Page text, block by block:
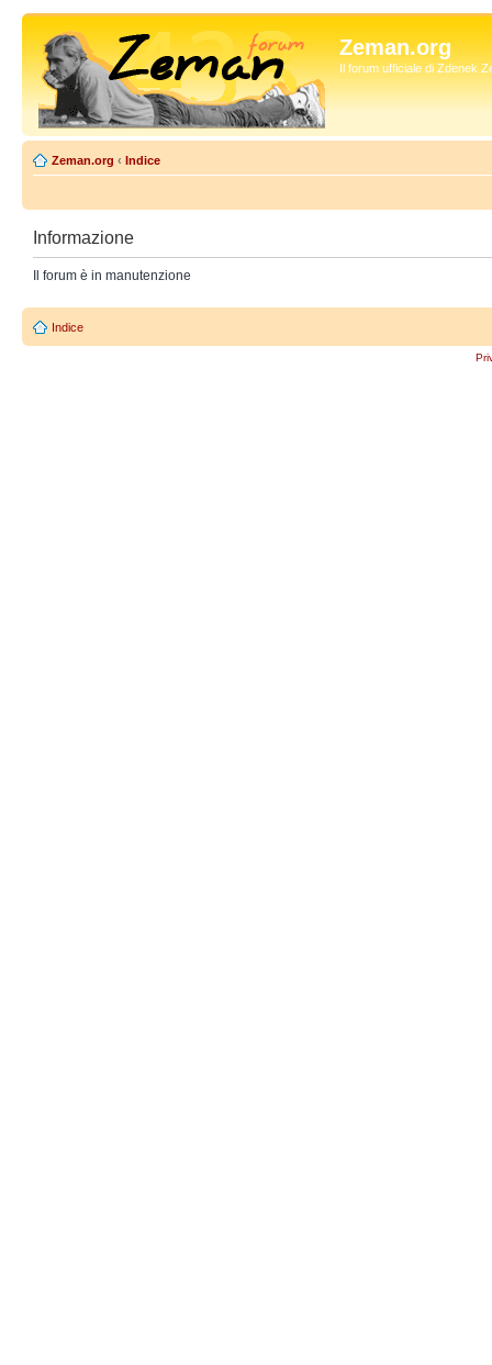
Zeman.org
Il forum ufficiale di Zdenek
Zeman.org ‹ Indice
Informazione
Il forum è in manutenzione
Indice